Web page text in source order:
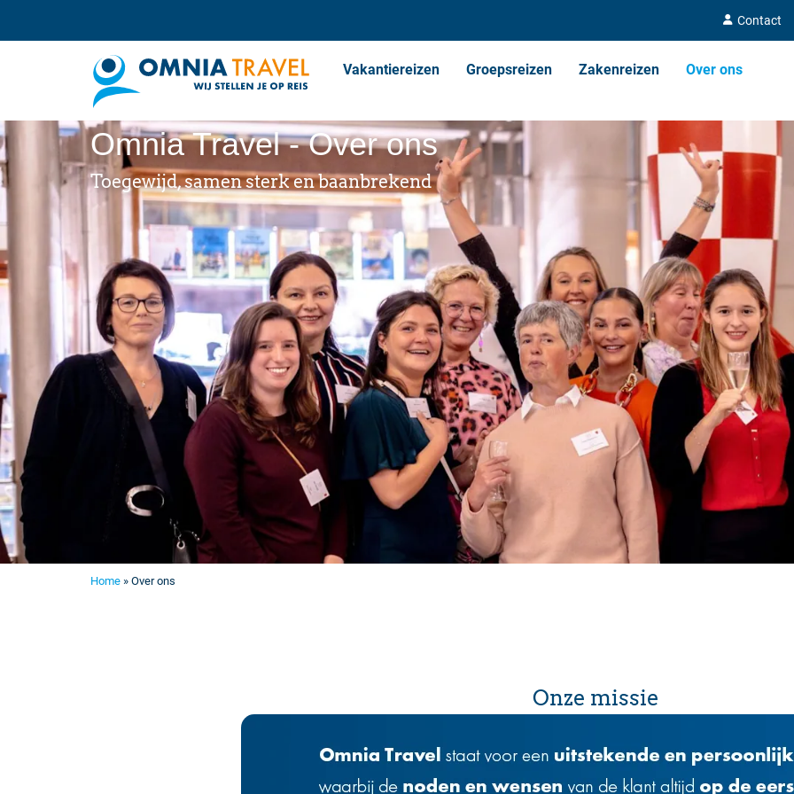
Contact
Vakantiereizen Groepsreizen Zakenreizen Over ons
Omnia Travel - Over ons
Toegewijd, samen sterk en baanbrekend
Home » Over ons
Onze missie